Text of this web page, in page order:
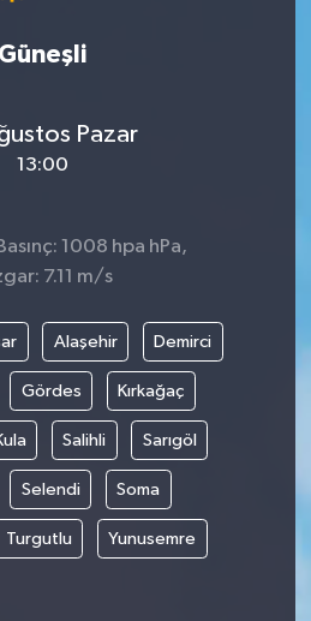
Güneşli
Pazar
13:00
1008 hpa hPa,
7.11 m/s
Alaşehir Demirci
Gördes Kırkağaç
Salihli Sarıgöl
Selendi Soma
Turgutlu Yunusemre